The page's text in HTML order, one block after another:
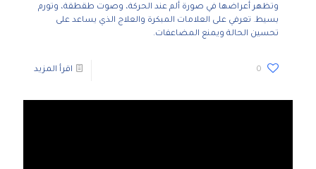
وتظهر أعراضها في صورة ألم عند الحركة، وصوت طقطقة، وتورم
بسيط. تعرفي على العلامات المبكرة والعلاج الذي يساعد على
تحسين الحالة ويمنع المضاعفات.
0 اقرأ المزيد